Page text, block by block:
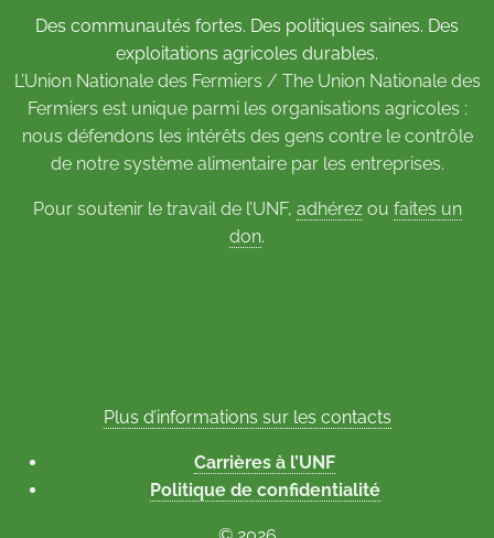
Des communautés fortes. Des politiques saines. Des
exploitations agricoles durables.
L’Union Nationale des Fermiers / The Union Nationale des
Fermiers est unique parmi les organisations agricoles :
nous défendons les intérêts des gens contre le contrôle
de notre système alimentaire par les entreprises.
Pour soutenir le travail de l’UNF, adhérezou faites un
don.
Plus d’informations sur les contacts
Carrières à l’UNF
Politique de confidentialité